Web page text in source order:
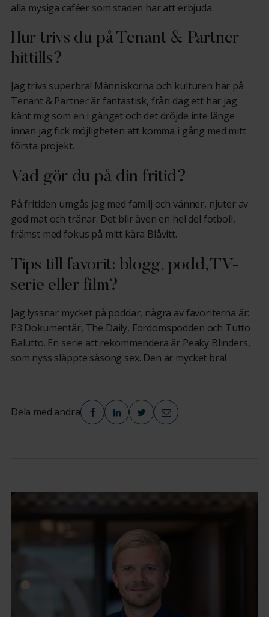
alla mysiga caféer som staden har att erbjuda.
Hur trivs du på Tenant & Partner
hittills?
Jag trivs superbra! Människorna och kulturen här på
Tenant & Partner är fantastisk, från dag ett har jag
känt mig som en i gänget och det dröjde inte länge
innan jag fick möjligheten att komma i gång med mitt
första projekt.
Vad gör du på din fritid?
På fritiden umgås jag med familj och vänner, njuter av
god mat och tränar. Det blir även en hel del fotboll,
främst med fokus på mitt kära Blåvitt.
Tips till favorit: blogg, podd, TV-
serie eller film?
Jag lyssnar mycket på poddar, några av favoriterna är:
P3 Dokumentär, The Daily, Fördomspodden och Tutto
Balutto. En serie att rekommendera är Peaky Blinders,
som nyss släppte säsong sex. Den är mycket bra!
Dela med andra